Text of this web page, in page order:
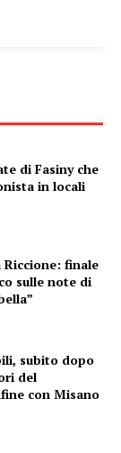
di Fasiny che
in locali
Riccione: finale
sulle note di
subito dopo
del
con Misano